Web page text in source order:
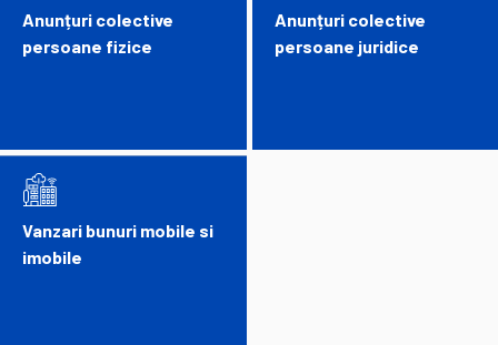
Anunțuri colective
persoane fizice
Vanzari bunuri mobile si
imobile
Anunțuri colective
persoane juridice